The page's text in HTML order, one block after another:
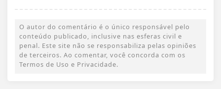
O autor do comentário é o único responsável pelo
conteúdo publicado, inclusive nas esferas civil e
penal. Este site não se responsabiliza pelas opiniões
de terceiros. Ao comentar, você concorda com os
Termos de Uso e Privacidade.